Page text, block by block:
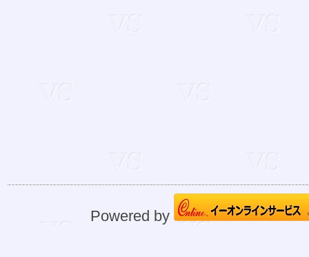
Powered by